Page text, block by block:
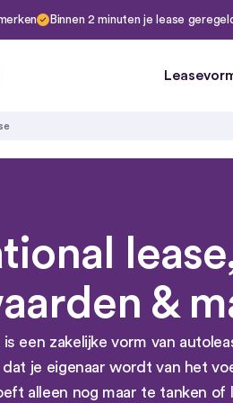
Binnen 2 minuten je lease
&
een zakelijke vorm van
je eigenaar wordt van het
alleen nog maar te tanken of